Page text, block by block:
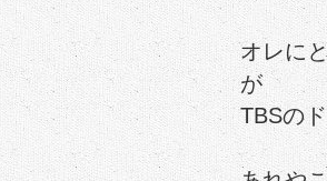
オレに
が
TBSの